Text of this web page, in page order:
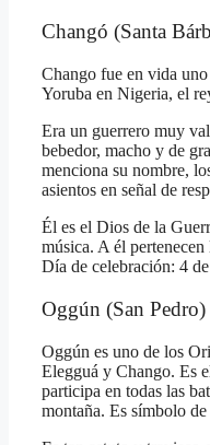
Changó (Santa
Chango fue en vida
Yoruba en Nigeria, el
Era un guerrero muy
bebedor, macho y de
menciona su nombre,
asientos en señal de
Él es el Dios de la
música. A él
Día de celebración: 4
Oggún (San
Oggún es uno de los
Elegguá y Chango. Es
participa en todas las
montaña. Es símbolo